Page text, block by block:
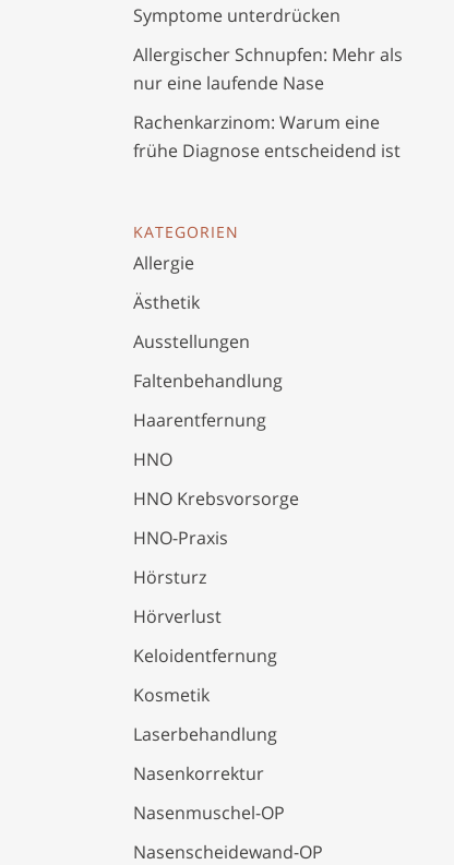
Symptome unterdrücken
Allergischer Schnupfen: Mehr als
nur eine laufende Nase
Rachenkarzinom: Warum eine
frühe Diagnose entscheidend ist
KATEGORIEN
Allergie
Ästhetik
Ausstellungen
Faltenbehandlung
Haarentfernung
HNO
HNO Krebsvorsorge
HNO-Praxis
Hörsturz
Hörverlust
Keloidentfernung
Kosmetik
Laserbehandlung
Nasenkorrektur
Nasenmuschel-OP
Nasenscheidewand-OP